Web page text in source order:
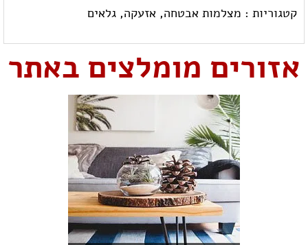
קטגוריות : מצלמות אבטחה, אזעקה, גלאים
אזורים מומלצים באתר